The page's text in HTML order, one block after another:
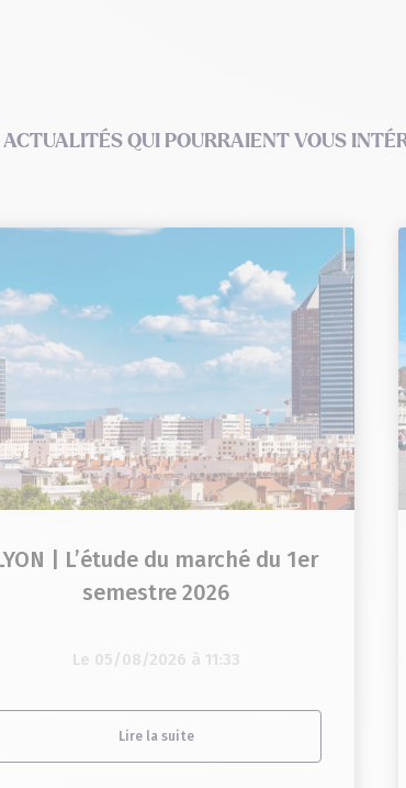
ACTUALITÉS QUI POURRAIENT VOUS
| L’étude du marché du 1er
semestre 2026
Le 05/08/2026 à 11:33
Lire la suite